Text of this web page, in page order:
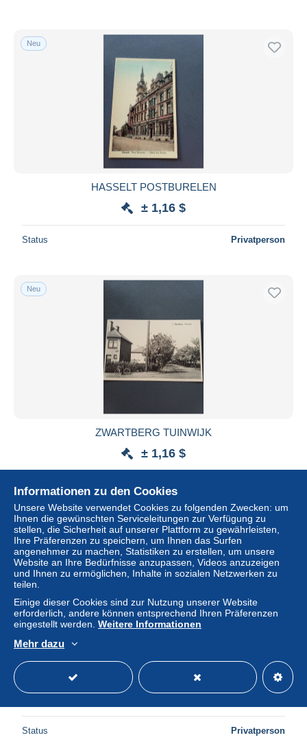
Neu
HASSELT POSTBURELEN
± 1,16 $
Status Privatperson
Neu
ZWARTBERG TUINWIJK
± 1,16 $
Status
Neu
leopoldsburg gracht
Status Privatperson
Informationen zu den Cookies
Unsere Website verwendet Cookies zu folgenden Zwecken: um
Ihnen die gewünschten Serviceleitungen zur Verfügung zu
stellen, die Sicherheit auf unserer Plattform zu gewährleisten,
Ihre Präferenzen zu speichern, um Ihnen das Surfen
angenehmer zu machen, Statistiken zu erstellen, um unsere
Website an Ihre Bedürfnisse anzupassen, Videos anzuzeigen
und Ihnen zu ermöglichen, Inhalte in sozialen Netzwerken zu
teilen.
Einige dieser Cookies sind zur Nutzung unserer Website
erforderlich, andere können entsprechend Ihren Präferenzen
eingestellt werden. Weitere Informationen
Mehr dazu